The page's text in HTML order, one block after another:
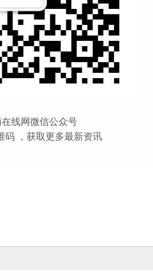
线网微信公众号
码 ，获取更多最新资讯